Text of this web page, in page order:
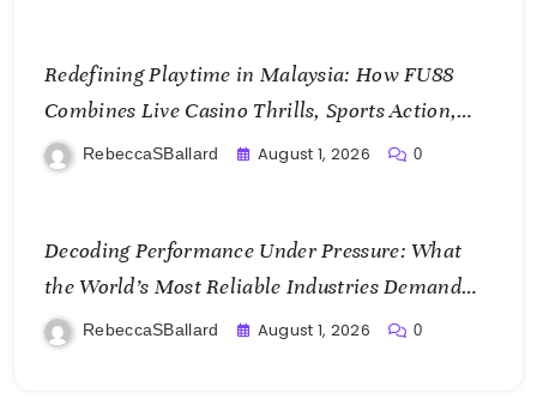
Redefining Playtime in Malaysia: How FU88
Combines Live Casino Thrills, Sports Action,
and Mobile Freedom
RebeccaSBallard August 1, 2026 0
Decoding Performance Under Pressure: What
the World’s Most Reliable Industries Demand
From Test Chamber Suppliers
RebeccaSBallard August 1, 2026 0